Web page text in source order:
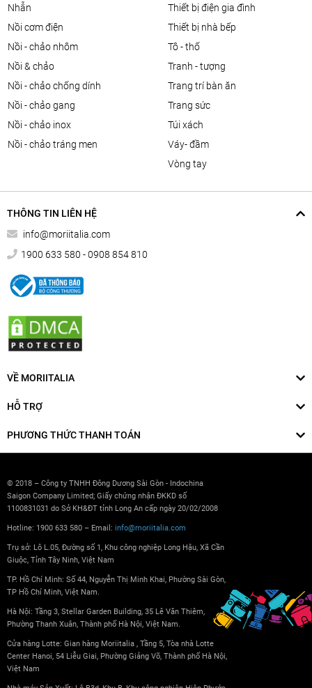
nhẫn
nồi cơm điện
nồi - chảo nhôm
nồi & chảo
nồi - chảo chống dính
nồi - chảo gang
nồi - chảo inox
nồi - chảo tráng men
thiết bị điện gia đình
thiết bị nhà bếp
tô - thố
tranh - tượng
trang trí bàn ăn
trang sức
túi xách
váy- đầm
vòng tay
THÔNG TIN LIÊN HỆ
info@moriitalia.com
1900 633 580 - 0908 854 810
VỀ MORIITALIA
HỖ TRỢ
PHƯƠNG THỨC THANH TOÁN
© 2018 – Công ty TNHH Đông Dương Sài Gòn - Indochina
Saigon Company Limited; Giấy chứng nhận ĐKKD số
1100831031 do Sở KH&ĐT tỉnh Long An cấp ngày 20/02/2008
Hotline: 1900 633 580 – Email: info@moriitalia.com
Trụ sở: Lô L.05, Đường số 1, Khu công nghiệp Long Hậu, Xã Cần
Giuộc, Tỉnh Tây Ninh, Việt Nam
TP. Hồ Chí Minh: Số 44, Nguyễn Thị Minh Khai, Phường Sài Gòn,
TP Hồ Chí Minh, Việt Nam.
Hà Nội: Tầng 3, Stellar Garden Building, 35 Lê Văn Thiêm,
Phường Thanh Xuân, Thành phố Hà Nội, Việt Nam.
Cửa hàng Lotte: Gian hàng Moriitalia , Tầng 5, Tòa nhà Lotte
Center Hanoi, 54 Liễu Giai, Phường Giảng Võ, Thành phố Hà Nội,
Việt Nam